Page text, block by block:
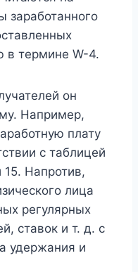
заработанного
в термине W-4.
он
Например,
плату
с таблицей
Напротив,
лица
регулярных
ставок и т. д. с
удержания и